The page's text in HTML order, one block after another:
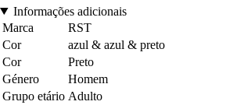
Informações adicionais
Marca
RST
Cor
azul & azul & preto
Cor
Preto
Género
Homem
Grupo etário Adulto